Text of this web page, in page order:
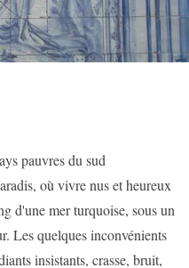
pauvres du sud
où vivre nus et heureux
d'une mer turquoise, sous un
Les quelques inconvénients
insistants, crasse, bruit,